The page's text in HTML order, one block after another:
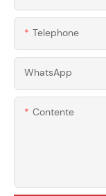
Telephone
WhatsApp
Contente